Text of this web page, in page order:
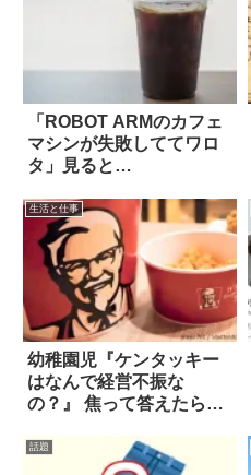
「ROBOT ARMのカフェ
マシンが失敗しててワロ
タ」見ると…
生活と仕事
幼稚園児『ケンタッキー
はなんで経営不振な
の？』 焦って答えたら…
話題